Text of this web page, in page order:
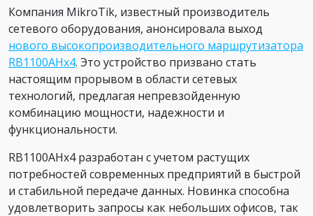
Компания MikroTik, известный производитель
сетевого оборудования, анонсировала выход
нового высокопроизводительного маршрутизатора
RB1100AHx4. Это устройство призвано стать
настоящим прорывом в области сетевых
технологий, предлагая непревзойденную
комбинацию мощности, надежности и
функциональности.
RB1100AHx4 разработан с учетом растущих
потребностей современных предприятий в быстрой
и стабильной передаче данных. Новинка способна
удовлетворить запросы как небольших офисов, так